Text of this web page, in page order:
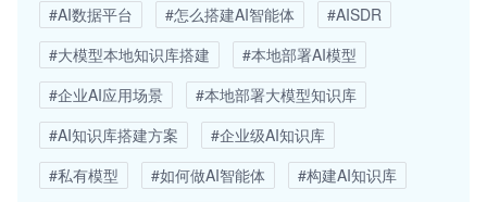
#AI数据平台
#怎么搭建AI智能体
#AISDR
#大模型本地知识库搭建
#本地部署AI模型
#企业AI应用场景
#本地部署大模型知识库
#AI知识库搭建方案
#企业级AI知识库
#私有模型
#如何做AI智能体
#构建AI知识库